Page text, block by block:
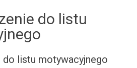
do listu
listu motywacyjnego